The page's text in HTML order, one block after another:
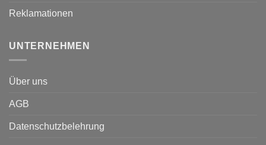
Reklamationen
UNTERNEHMEN
Über uns
AGB
Datenschutzbelehrung